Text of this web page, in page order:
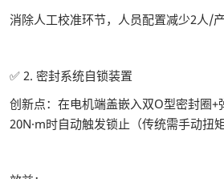
消除人工校准环节，人员配置减少2人/
✅ 2. 密封系统自锁装置
创新点：在电机端盖嵌入双O型密封圈+
20N·m时自动触发锁止（传统需手动扭